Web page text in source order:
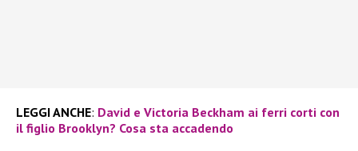
LEGGI ANCHE: David e Victoria Beckham ai ferri corti con
il figlio Brooklyn? Cosa sta accadendo